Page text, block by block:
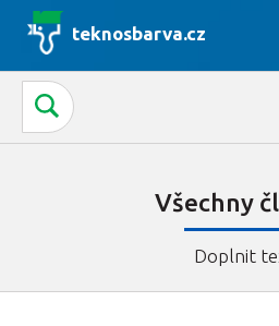
teknosbarva.cz
Všechny
Doplnit